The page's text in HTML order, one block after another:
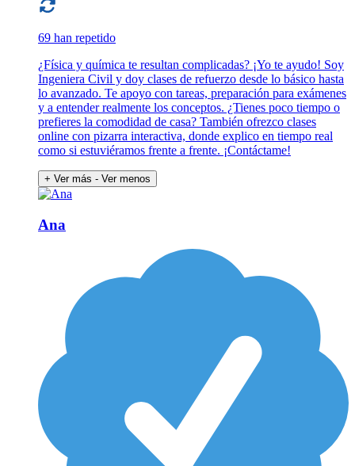
69 han repetido
¿Física y química te resultan complicadas? ¡Yo te ayudo! Soy
Ingeniera Civil y doy clases de refuerzo desde lo básico hasta
lo avanzado. Te apoyo con tareas, preparación para exámenes
y a entender realmente los conceptos. ¿Tienes poco tiempo o
prefieres la comodidad de casa? También ofrezco clases
online con pizarra interactiva, donde explico en tiempo real
como si estuviéramos frente a frente. ¡Contáctame!
+ Ver más - Ver menos
Ana